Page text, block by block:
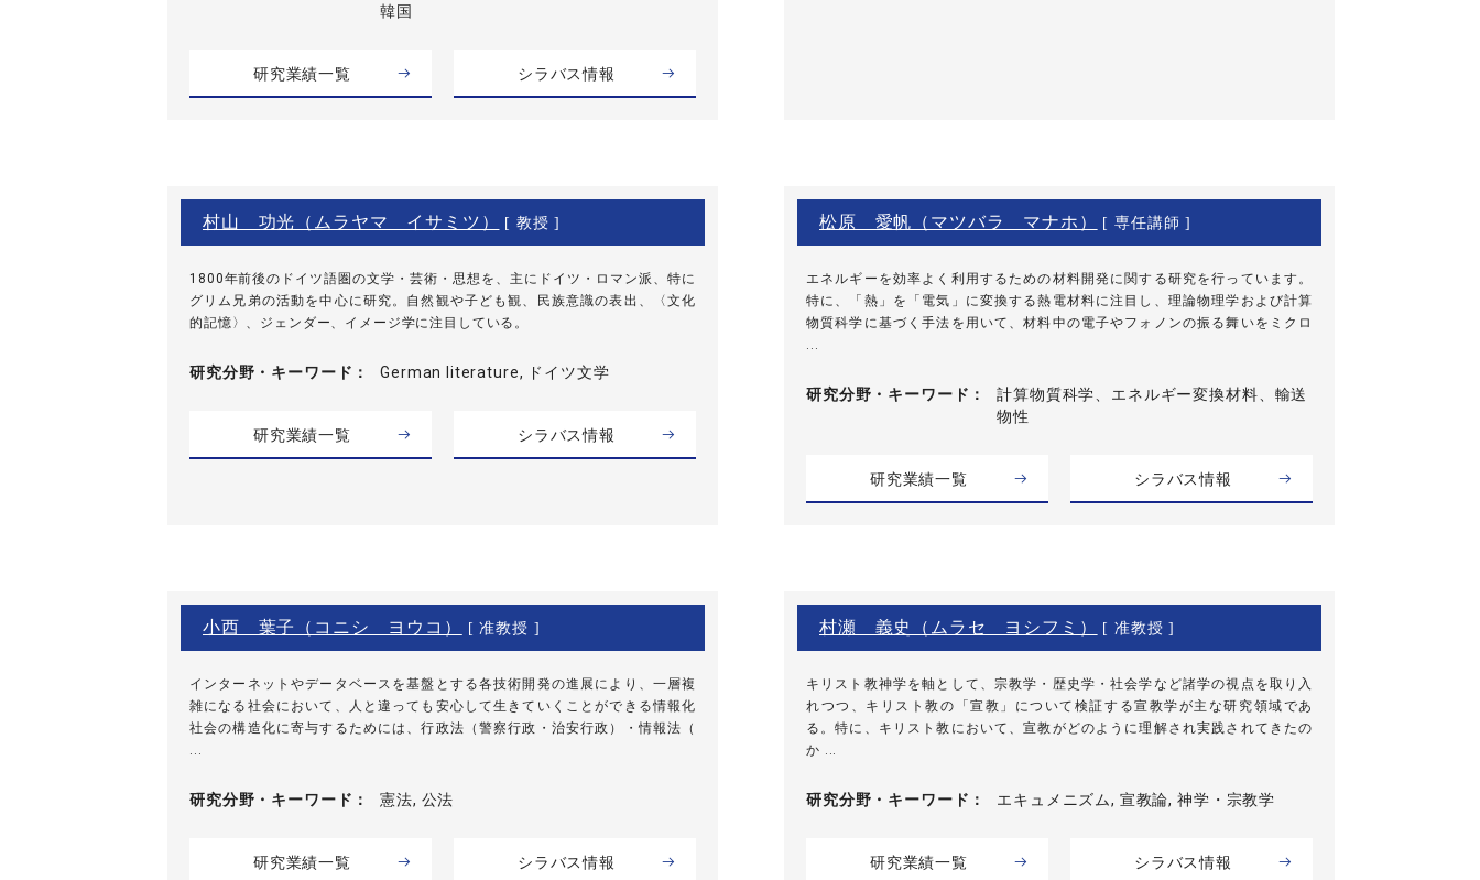
韓国
研究業績一覧 シラバス情報
村山 功光（ムラヤマ イサミツ） [ 教授 ]
1800年前後のドイツ語圏の文学・芸術・思想を、主にドイツ・ロマン派、特に
グリム兄弟の活動を中心に研究。自然観や子ども観、民族意識の表出、〈文化
的記憶〉、ジェンダー、イメージ学に注目している。
研究分野・ キーワード German literature, ドイツ文学
研究業績一覧 シラバス情報
松原 愛帆（マツバラ マナホ） [ 専任講師 ]
エネルギーを効率よく利用するための材料開発に関する研究を行っています。
特に、「熱」を「電気」に変換する熱電材料に注目し、理論物理学および計算
物質科学に基づく手法を用いて、材料中の電子やフォノンの振る舞いをミクロ
研究分野・ キーワード
計算物質科学、エネルギー変換材料、輸送
物性
研究業績一覧 シラバス情報
小西 葉子（コニシ ヨウコ） [ 准教授 ]
インターネットやデータベースを基盤とする各技術開発の進展により、一層複
雑になる社会において、人と違っても安心して生きていくことができる情報化
社会の構造化に寄与するためには、行政法（警察行政・治安行政）・情報法（
研究分野・ キーワード 憲法, 公法
研究業績一覧 シラバス情報
村瀬 義史（ムラセ ヨシフミ） [ 准教授 ]
キリスト教神学を軸として、宗教学・歴史学・社会学など諸学の視点を取り入
れつつ、キリスト教の「宣教」について検証する宣教学が主な研究領域であ
る。特に、キリスト教において、宣教がどのように理解され実践されてきたの
か ...
研究分野・ キーワード エキュメニズム, 宣教論, 神学・宗教学
研究業績一覧 シラバス情報